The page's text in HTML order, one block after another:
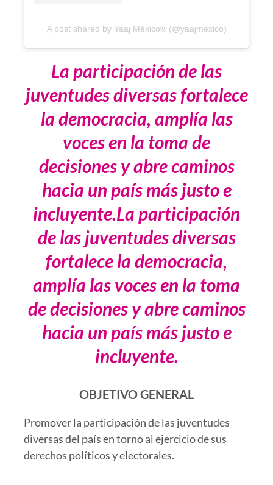
A post shared by Yaaj México® (@yaajmexico)
La participación de las
juventudes diversas fortalece
la democracia, amplía las
voces en la toma de
decisiones y abre caminos
hacia un país más justo e
incluyente.La participación
de las juventudes diversas
fortalece la democracia,
amplía las voces en la toma
de decisiones y abre caminos
hacia un país más justo e
incluyente.
OBJETIVO GENERAL
Promover la participación de las juventudes
diversas del país en torno al ejercicio de sus
derechos políticos y electorales.